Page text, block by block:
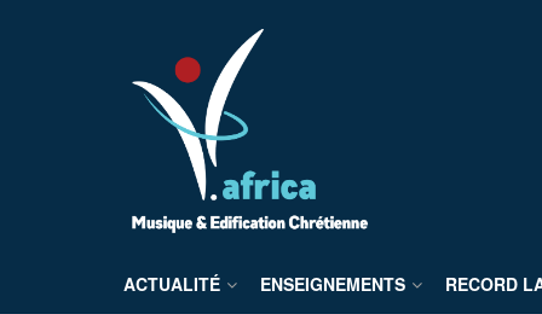
ACTUALITÉ ENSEIGNEMENTS RECORD